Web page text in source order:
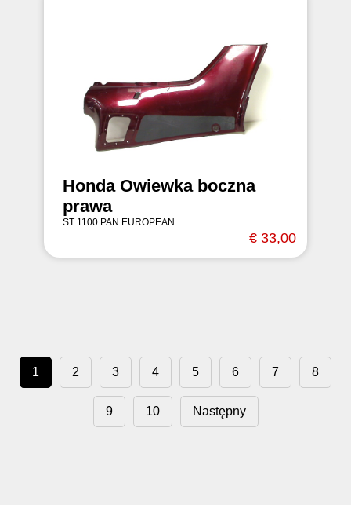
Honda Owiewka boczna
prawa
ST 1100 PAN EUROPEAN
€ 33,00
1 2 3 4 5 6 7 8
9 10 Następny